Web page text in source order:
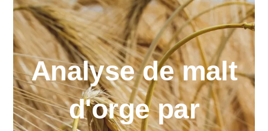
Analyse de malt
d'orge par